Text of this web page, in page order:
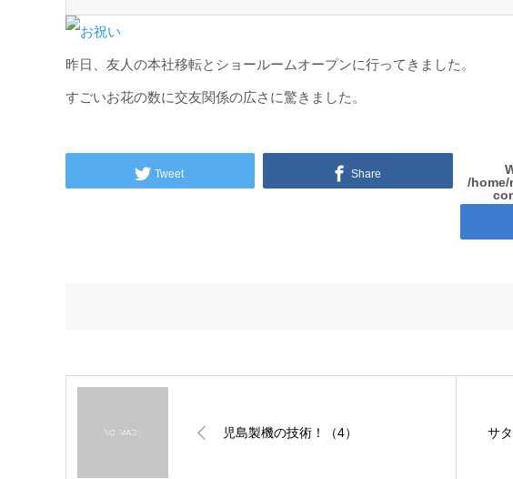
昨日、友人の本社移転とショールームオープンに行ってきました。
すごいお花の数に交友関係の広さに驚きました。
Tweet Share
/
児島製機の技術！（4） サ